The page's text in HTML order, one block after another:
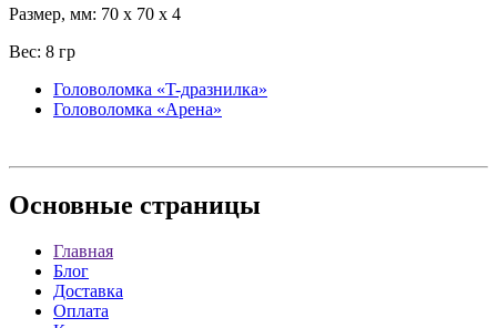
Размер, мм: 70 x 70 x 4
Вес: 8 гр
Головоломка «T-дразнилка»
Головоломка «Арена»
Основные страницы
Главная
Блог
Доставка
Оплата